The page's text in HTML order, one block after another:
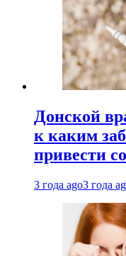
Донской
к каким
привести
3 года ago3 года